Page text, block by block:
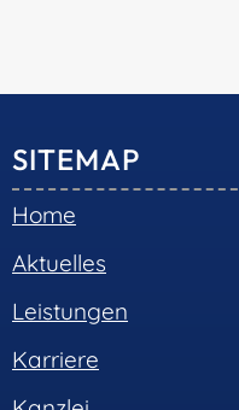
SITEMAP
Home
Aktuelles
Leistungen
Karriere